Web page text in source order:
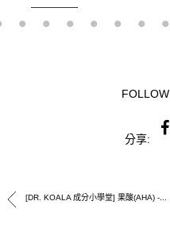
分享:
[DR. KOALA 成分小學堂] 果酸(AHA) -...